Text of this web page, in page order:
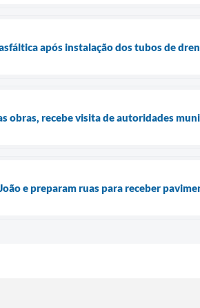
após instalação dos tubos de
obras, recebe visita de autoridades
e preparam ruas para receber